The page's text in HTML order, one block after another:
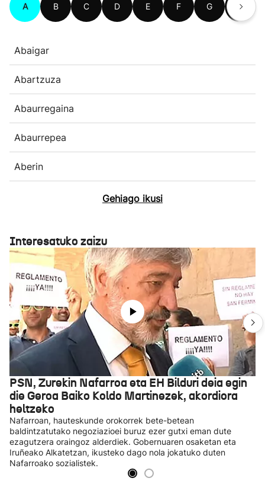
A B C D E F G H
Abaigar
Abartzuza
Abaurregaina
Abaurrepea
Aberin
Gehiago ikusi
Interesatuko zaizu
PSN, Zurekin Nafarroa eta EH Bilduri deia egin
die Geroa Baiko Koldo Martinezek, akordiora
heltzeko
Nafarroan, hauteskunde orokorrek bete-betean
baldintzatutako negoziazioei buruz ezer gutxi eman dute
ezagutzera oraingoz alderdiek. Gobernuaren osaketan eta
Iruñeako Alkatetzan, ikusteko dago nola jokatuko duten
Nafarroako sozialistek.